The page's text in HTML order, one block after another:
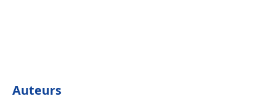
Auteurs